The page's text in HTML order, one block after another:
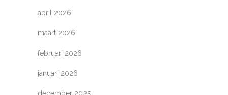
april 2026
maart 2026
februari 2026
januari 2026